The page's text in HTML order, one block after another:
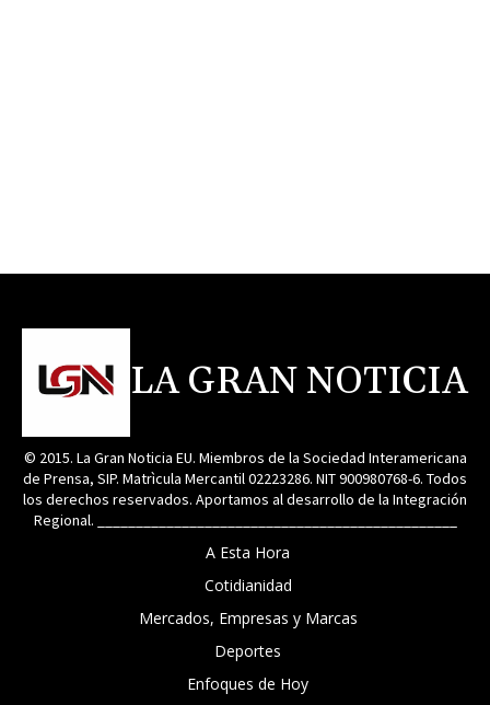
LA GRAN NOTICIA
© 2015. La Gran Noticia EU. Miembros de la Sociedad Interamericana
de Prensa, SIP. Matrìcula Mercantil 02223286. NIT 900980768-6. Todos
los derechos reservados. Aportamos al desarrollo de la Integración
Regional. _______________________________________________
A Esta Hora
Cotidianidad
Mercados, Empresas y Marcas
Deportes
Enfoques de Hoy